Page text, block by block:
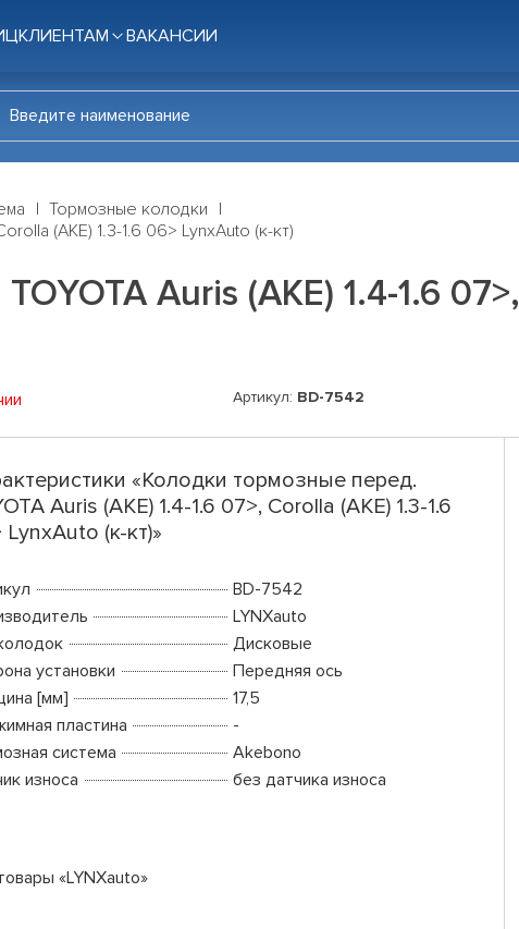
КЛИЕНТАМ ВАКАНСИИ
Тормозные колодки
(AKE) 1.3-1.6 06> LynxAuto (к-кт)
Auris (AKE) 1.4-1.6
Артикул: BD-7542
«Колодки тормозные перед.
Auris (AKE) 1.4-1.6 07>, Corolla (AKE) 1.3-1.6
LynxAuto (к-кт)»
BD-7542
LYNXauto
Дисковые
установки
Передняя ось
[мм]
17,5
пластина
-
система
Akebono
износа
без датчика износа
«LYNXauto»